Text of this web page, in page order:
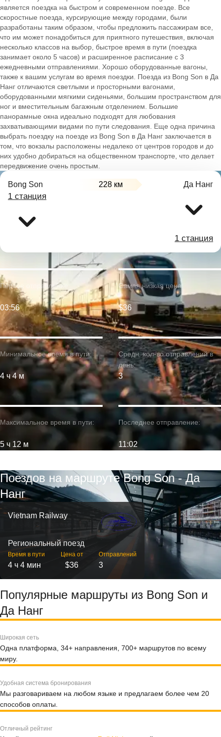
является поездка на быстром и современном поезде. Все
скоростные поезда, курсирующие между городами, были
разработаны таким образом, чтобы предложить пассажирам все,
что им может понадобиться для приятного путешествия, включая
несколько классов на выбор, быстрое время в пути (поездка
занимает около 5 часов) и расширенное расписание с 3
ежедневными отправлениями. Хорошо оборудованные вагоны,
также к вашим услугам во время поездки. Поезда из Bong Son в Да
Нанг отличаются светлыми и просторными вагонами,
оборудованными мягкими сиденьями, большим пространством для
ног и вместительным багажным отделением. Большие
панорамные окна идеально подходят для любования
захватывающими видами по пути следования. Еще одна причина
выбрать поездку на поезде из Bong Son в Да Нанг заключается в
том, что вокзалы расположены недалеко от центров городов и до
них удобно добираться на общественном транспорте, что делает
передвижение очень простым.
Bong Son 228 км Да Нанг
1 станция
1 станция
Минимальное время в пути:
4 ч 4 м
Первое отправление:
03:56
Максимальное время в пути:
5 ч 12 м
Самая низкая цена:
$36
Средн. кол-во отправлений в
день:
3
Последнее отправление:
11:02
Поездов на маршруте Bong Son - Да
Нанг
Vietnam Railway
Региональный поезд
Время в пути
4 ч 4 мин
Цена от
$36
Отправлений
3
Популярные маршруты из Bong Son и
Да Нанг
Широкая сеть
Одна платформа, 34+ направления, 700+ маршрутов по всему
миру.
Удобная система бронирования
Мы разговариваем на любом языке и предлагаем более чем 20
способов оплаты.
Отличный рейтинг